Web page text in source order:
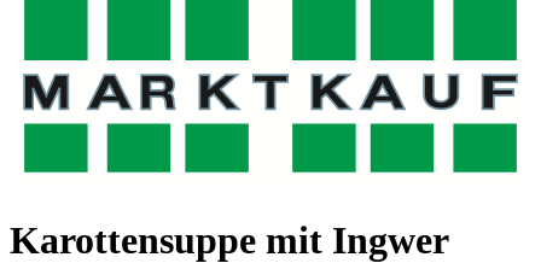
Karottensuppe mit Ingwer